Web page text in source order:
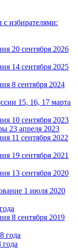
с избирателями:
20 сентября 2026
14 сентября 2025
8 сентября 2024
15, 16, 17 марта
10 сентября 2023
23 апреля 2023
11 сентября 2022
19 сентября 2021
13 сентября 2020
1 июля 2020
8 сентября 2019
года